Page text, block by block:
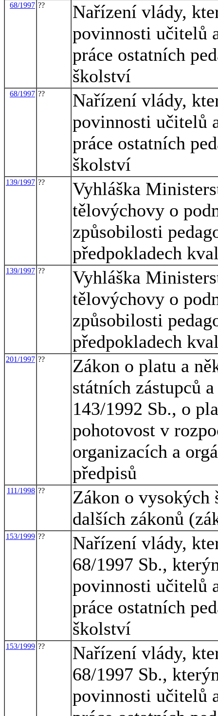
68/1997 ??
Nařízení vlády,
povinnosti učitelů
práce ostatních
školství
68/1997 ??
Nařízení vlády,
povinnosti učitelů
práce ostatních
školství
139/1997 ??
Vyhláška
tělovýchovy o
způsobilosti
předpokladech
139/1997 ??
Vyhláška
tělovýchovy o
způsobilosti
předpokladech
201/1997 ??
Zákon o platu a
státních zástupců
143/1992 Sb., o
pohotovost v
organizacích a
předpisů
111/1998 ??
Zákon o vysokých
dalších zákonů
153/1999 ??
Nařízení vlády,
68/1997 Sb.,
povinnosti učitelů
práce ostatních
školství
153/1999 ??
Nařízení vlády,
68/1997 Sb.,
povinnosti učitelů